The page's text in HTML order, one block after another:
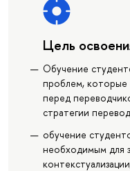
Цель
Обучение
проблем, которые
перед
стратегии
обучение
необходимым для